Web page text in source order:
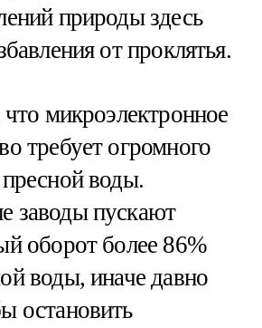
природы здесь
от проклятья.
микроэлектронное
требует огромного
воды.
заводы пускают
оборот более 86%
воды, иначе давно
остановить